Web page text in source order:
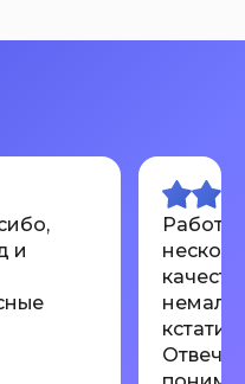
и
кстати